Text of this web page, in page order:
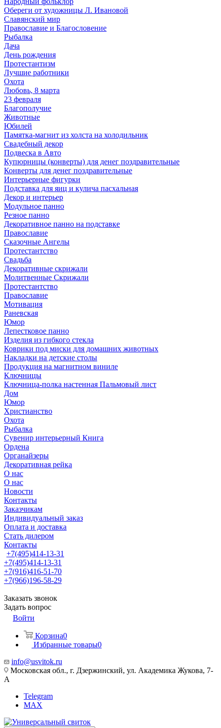
Обереги от художницы Л. Ивановой
Славянский мир
Православие и Благословение
Рыбалка
Дача
День рождения
Протестантизм
Лучшие работники
Охота
Любовь, 8 марта
23 февраля
Благополучие
Животные
Юбилей
Памятка-магнит из холста на холодильник
Свадебный декор
Подвеска в Авто
Купюрницы (конверты) для денег поздравительные
Конверты для денег поздравительные
Интерьерные фигурки
Подставка для яиц и кулича пасхальная
Декор и интерьер
Модульное панно
Резное панно
Декоративное панно на подставке
Православие
Сказочные Ангелы
Протестантство
Свадьба
Декоративные скрижали
Молитвенные Скрижали
Протестантство
Православие
Мотивация
Раневская
Юмор
Лепестковое панно
Изделия из гибкого стекла
Коврики под миски для домашних животных
Накладки на детские столы
Продукция на магнитном виниле
Ключницы
Ключница-полка настенная Пальмовый лист
Дом
Юмор
Христианство
Охота
Рыбалка
Сувенир интерьерный Книга
Ордена
Органайзеры
Декоративная рейка
О нас
О нас
Новости
Контакты
Заказчикам
Индивидуальный заказ
Оплата и доставка
Стать дилером
Контакты
+7(495)414-13-31
+7(495)414-13-31
+7(916)416-51-70
+7(966)196-58-29
Заказать звонок
Задать вопрос
Войти
Корзина0
Избранные товары0
info@usvitok.ru
Московская обл., г. Дзержинский, ул. Академика Жукова, 7-
А
Telegram
MAX